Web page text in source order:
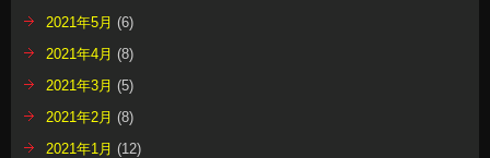
2021年5月 (6)
2021年4月 (8)
2021年3月 (5)
2021年2月 (8)
2021年1月 (12)